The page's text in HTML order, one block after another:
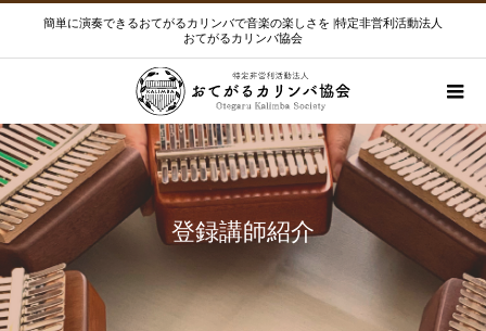
簡単に演奏できるおてがるカリンバで音楽の楽しさを |特定非営利活動法人
おてがるカリンバ協会
登録講師紹介